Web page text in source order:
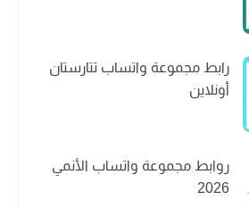
رابط مجموعة واتساب تتارستان
أونلاين
روابط مجموعة واتساب الأنمي
2026